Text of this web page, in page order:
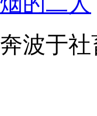
波于社